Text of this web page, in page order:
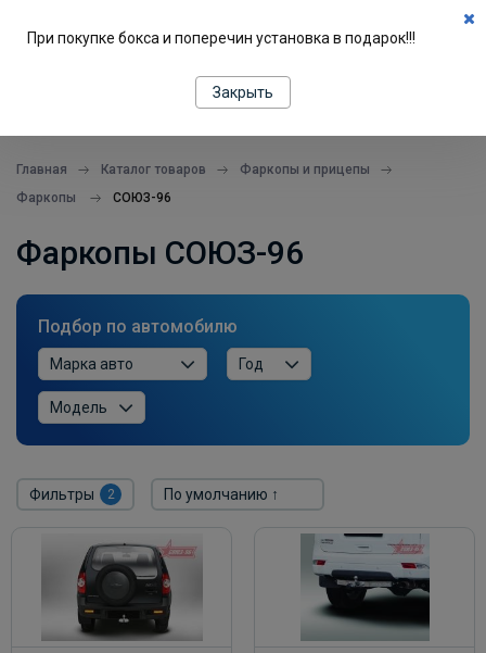
Главная Каталог товаров
Фаркопы и прицепы
Фаркопы
СОЮЗ-96
Фаркопы СОЮЗ-96
Подбор по автомобилю
Фильтры 2
При покупке бокса и поперечин установка в подарок!!!
Закрыть